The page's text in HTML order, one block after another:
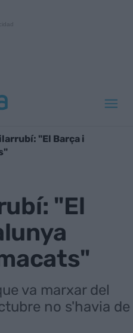
"El Barça i
"El
va marxar del
no s'havia de